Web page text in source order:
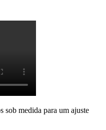
sob medida para um ajuste